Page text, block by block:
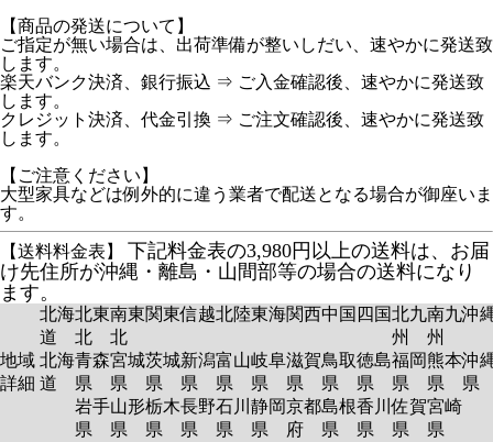
【商品の発送について】
ご指定が無い場合は、出荷準備が整いしだい、速やかに発送致
します。
楽天バンク決済、銀行振込 ⇒ ご入金確認後、速やかに発送致
します。
クレジット決済、代金引換 ⇒ ご注文確認後、速やかに発送致
します。
【ご注意ください】
大型家具などは例外的に違う業者で配送となる場合が御座いま
す。
【送料料金表】
下記料金表の3,980円以上の送料は、お届
け先住所が沖縄・離島・山間部等の場合の送料になり
ます。
北海
道
北東
北
南東
北
関東信越北陸東海関西中国 四国北九
州
南九
州
沖
地域
詳細
北海
道
青森
県
岩手
県
宮城
県
山形
県
茨城
県
栃木
県
新潟
県
長野
県
富山
県
石川
県
岐阜
県
静岡
県
滋賀
県
京都
府
鳥取
県
島根
県
徳島
県
香川
県
福岡
県
佐賀
県
熊本
県
宮崎
県
沖